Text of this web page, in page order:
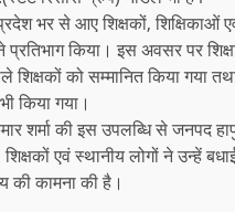
भर से आए शिक्षकों, शिक्षिकाओं
प्रतिभाग किया। इस अवसर पर
शिक्षकों को सम्मानित किया गया
किया गया।
शर्मा की इस उपलब्धि से जनपद
एवं स्थानीय लोगों ने उन्हें
की कामना की है।